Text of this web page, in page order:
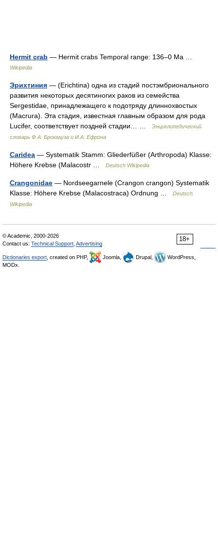
Hermit crab — Hermit crabs Temporal range: 136–0 Ma …
Wikipedia
Эрихтиния — (Erichtina) одна из стадий постэмбрионального
развития некоторых десятиногих раков из семейства
Sergestidae, принадлежащего к подотряду длиннохвостых
(Macrura). Эта стадия, известная главным образом для рода
Lucifer, соответствует поздней стадии… …
Энциклопедический
словарь Ф.А. Брокгауза и И.А. Ефрона
Caridea — Systematik Stamm: Gliederfüßer (Arthropoda) Klasse:
Höhere Krebse (Malacostr …
Deutsch Wikipedia
Crangonidae — Nordseegarnele (Crangon crangon) Systematik
Klasse: Höhere Krebse (Malacostraca) Ordnung …
Deutsch
Wikipedia
18+
© Academic, 2000-2026
Contact us: Technical Support Advertising
Dictionaries export , created on PHP, Joomla, Drupal,
WordPress,
MODx.